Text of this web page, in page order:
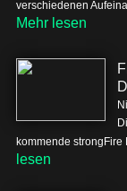
verschiedenen
Mehr lesen
kommende strongFire
lesen